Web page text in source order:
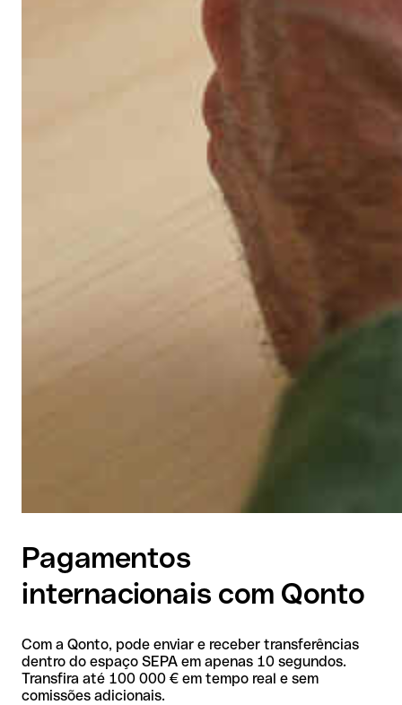
Pagamentos
internacionais com Qonto
Com a Qonto, pode enviar e receber transferências
dentro do espaço SEPA em apenas 10 segundos.
Transfira até 100 000 € em tempo real e sem
comissões adicionais.